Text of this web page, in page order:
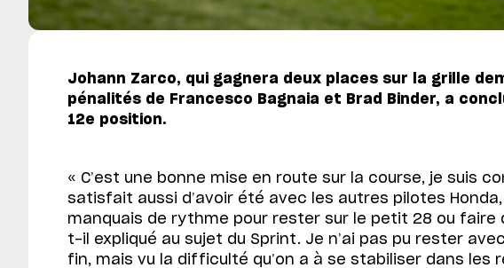
Johann Zarco, qui gagnera deux places sur la grille
pénalités de Francesco Bagnaia et Brad Binder, a
12e position.
« C’est une bonne mise en route sur la course, je suis
satisfait aussi d’avoir été avec les autres pilotes
manquais de rythme pour rester sur le petit 28 ou faire
t-il expliqué au sujet du Sprint. Je n’ai pas pu rester avec
fin, mais vu la difficulté qu’on a à se stabiliser dans les